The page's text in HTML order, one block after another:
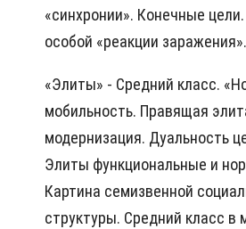
«синхронии». Конечные
особой «реакции заражения».
«Элиты» - Средний класс.
мобильность. Правящая
модернизация. Дуальность
Элиты функциональные и
Картина семизвенной
структуры. Средний класс в